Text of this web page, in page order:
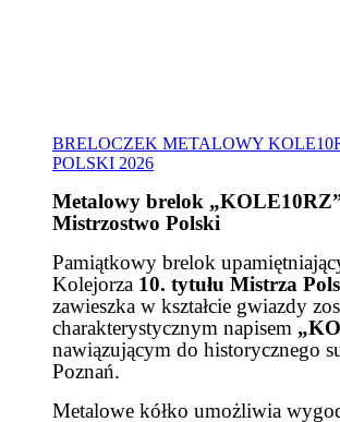
BRELOCZEK METALOWY
POLSKI 2026
Metalowy brelok
Mistrzostwo Polski
Pamiątkowy brelok
Kolejorza 10. tytułu Mistrza
zawieszka w kształcie gwiazdy
charakterystycznym napisem
nawiązującym do historycznego
Poznań.
Metalowe kółko umożliwia